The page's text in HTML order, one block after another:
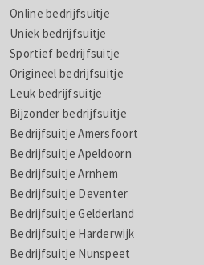
Online bedrijfsuitje
Uniek bedrijfsuitje
Sportief bedrijfsuitje
Origineel bedrijfsuitje
Leuk bedrijfsuitje
Bijzonder bedrijfsuitje
Bedrijfsuitje Amersfoort
Bedrijfsuitje Apeldoorn
Bedrijfsuitje Arnhem
Bedrijfsuitje Deventer
Bedrijfsuitje Gelderland
Bedrijfsuitje Harderwijk
Bedrijfsuitje Nunspeet